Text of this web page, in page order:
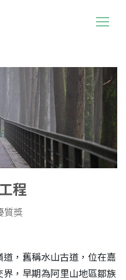
程
質獎
，舊稱水山古道，位在嘉
，早期為阿里山地區鄒族